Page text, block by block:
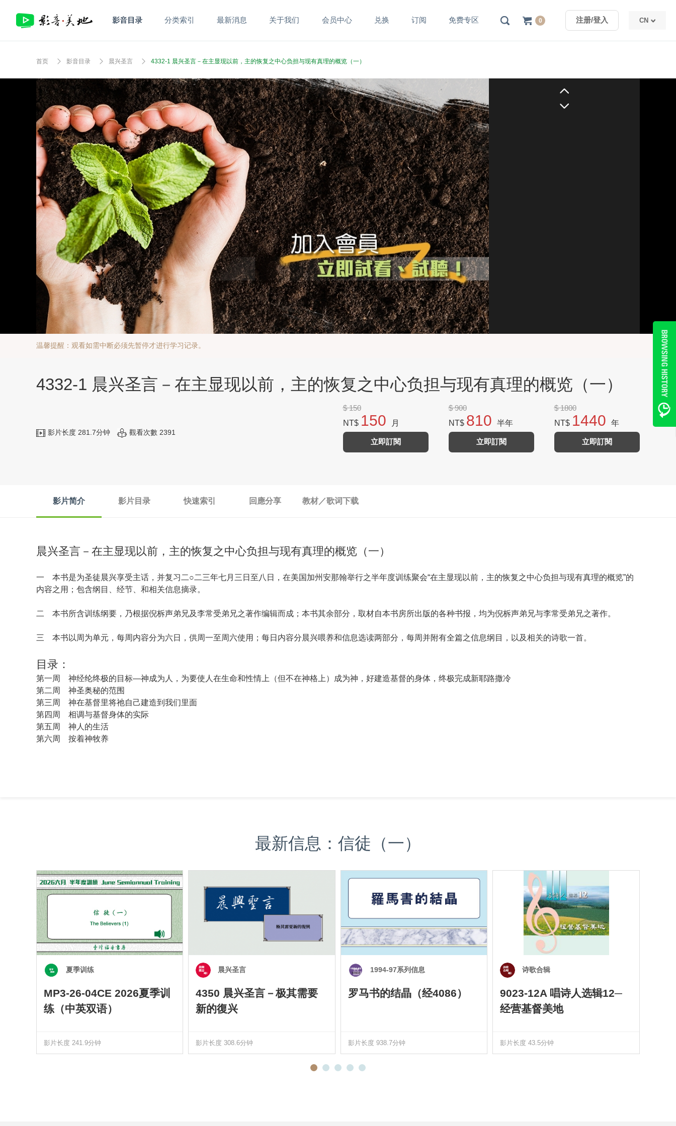
CN
TW
影音目录 分类索引 最新消息 关于我们 会员中心 兑换 订阅 免费专区 0 注册/登入
首页 影音目录 晨兴圣言 4332-1 晨兴圣言－在主显现以前，主的恢复之中心负担与现有真理的概览（一）
温馨提醒：观看如需中断必须先暂停才进行学习记录。
4332-1 晨兴圣言－在主显现以前，主的恢复之中心负担与现有真理的概览（一）
影片长度 281.7分钟 觀看次數 2391
$ 150
NT$ 150 月
立即訂閱
$ 900
NT$ 810 半年
立即訂閱
$ 1800
NT$ 1440 年
立即訂閱
影片简介 影片目录 快速索引 回應分享 教材／歌词下载
晨兴圣言－在主显现以前，主的恢复之中心负担与现有真理的概览（一）
一 本书是为圣徒晨兴享受主话，并复习二○二三年七月三日至八日，在美国加州安那翰举行之半年度训练聚会“在主显现以前，主的恢复之中心负担与现有真理的概览”的
内容之用；包含纲目、经节、和相关信息摘录。
二 本书所含训练纲要，乃根据倪柝声弟兄及李常受弟兄之著作编辑而成；本书其余部分，取材自本书房所出版的各种书报，均为倪柝声弟兄与李常受弟兄之著作。
三 本书以周为单元，每周内容分为六日，供周一至周六使用；每日内容分晨兴喂养和信息选读两部分，每周并附有全篇之信息纲目，以及相关的诗歌一首。
目录：
第一周 神经纶终极的目标—神成为人，为要使人在生命和性情上（但不在神格上）成为神，好建造基督的身体，终极完成新耶路撒冷
第二周 神圣奥秘的范围
第三周 神在基督里将祂自己建造到我们里面
第四周 相调与基督身体的实际
第五周 神人的生活
第六周 按着神牧养
最新信息：信徒（一）
夏季训练
MP3-26-04CE 2026夏季训
练（中英双语）
影片长度 241.9分钟
晨兴圣言
4350 晨兴圣言－极其需要
新的復兴
影片长度 308.6分钟
1994-97系列信息
罗马书的结晶（经4086）
影片长度 938.7分钟
诗歌合辑
9023-12A 唱诗人选辑12─
经营基督美地
影片长度 43.5分钟